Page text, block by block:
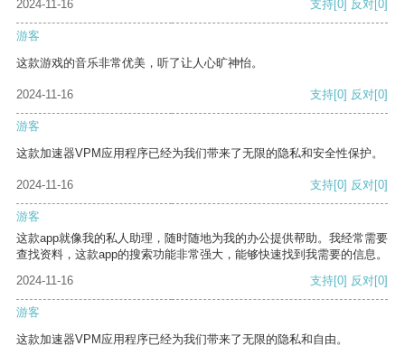
2024-11-16 支持 [0] 反对 [0]
游客
这款游戏的音乐非常优美，听了让人心旷神怡。
2024-11-16 支持[0] 反对[0]
游客
这款加速器VPM应用程序已经为我们带来了无限的隐私和安全性保护。
2024-11-16 支持[0] 反对[0]
游客
这款app就像我的私人助理，随时随地为我的办公提供帮助。我经常需要
查找资料，这款app的搜索功能非常强大，能够快速找到我需要的信息。
2024-11-16
支持[0] 反对[0]
游客
这款加速器VPM应用程序已经为我们带来了无限的隐私和自由。